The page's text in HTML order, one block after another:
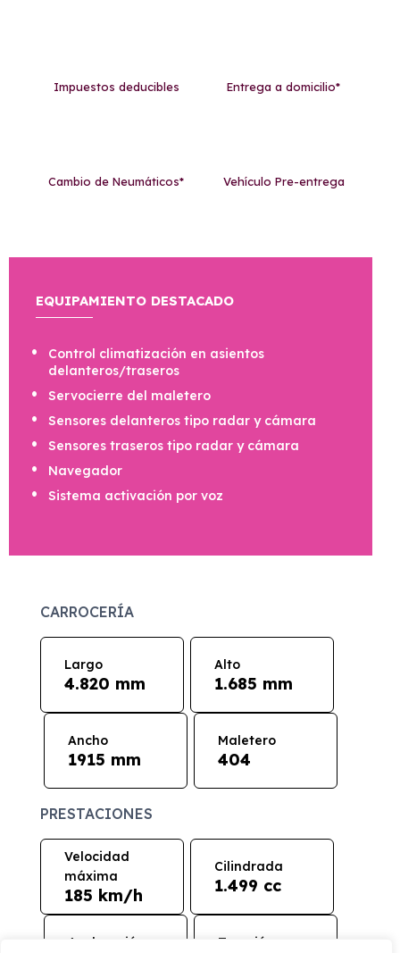
Impuestos deducibles Entrega a domicilio*
Cambio de Neumáticos* Vehículo Pre-entrega
EQUIPAMIENTO DESTACADO
Control climatización en asientos
delanteros/traseros
Servocierre del maletero
Sensores delanteros tipo radar y cámara
Sensores traseros tipo radar y cámara
Navegador
Sistema activación por voz
CARROCERÍA
Largo
4.820 mm
Alto
1.685 mm
Ancho
1915 mm
Maletero
404
PRESTACIONES
Velocidad
máxima
185 km/h
Cilindrada
1.499 cc
Aceleración Tracción